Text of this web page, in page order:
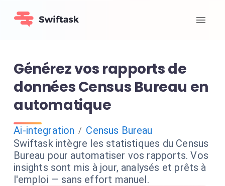
Générez vos rapports de
données Census Bureau en
automatique
Ai-integration / Census Bureau
Swiftask intègre les statistiques du Census
Bureau pour automatiser vos rapports. Vos
insights sont mis à jour, analysés et prêts à
l'emploi — sans effort manuel.